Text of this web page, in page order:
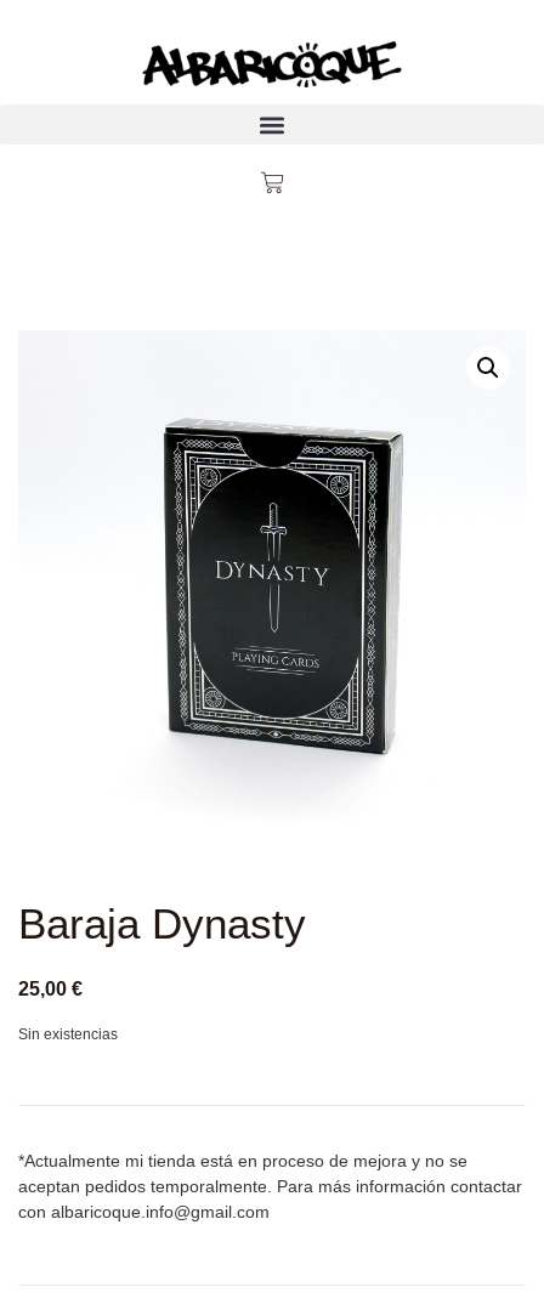
Baraja Dynasty
25,00 €
Sin existencias
*Actualmente mi tienda está en proceso de mejora y no se
aceptan pedidos temporalmente. Para más información contactar
con albaricoque.info@gmail.com